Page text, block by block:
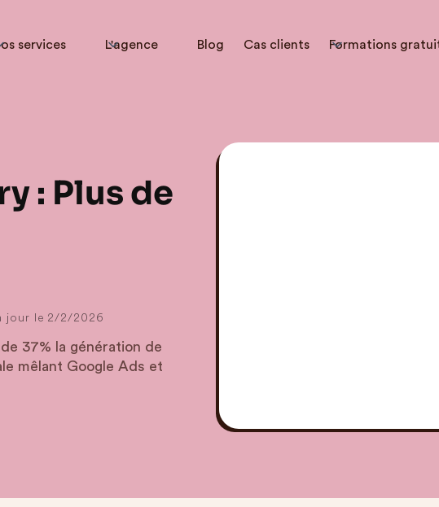
: Plus de
jour le 2/2/2026
37% la génération de
mêlant Google Ads et
services L'agence Blog Cas clients Formations